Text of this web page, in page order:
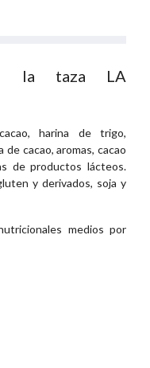
a la taza LA
harina de trigo,
cacao, aromas, cacao
de productos lácteos.
y derivados, soja y
medios por